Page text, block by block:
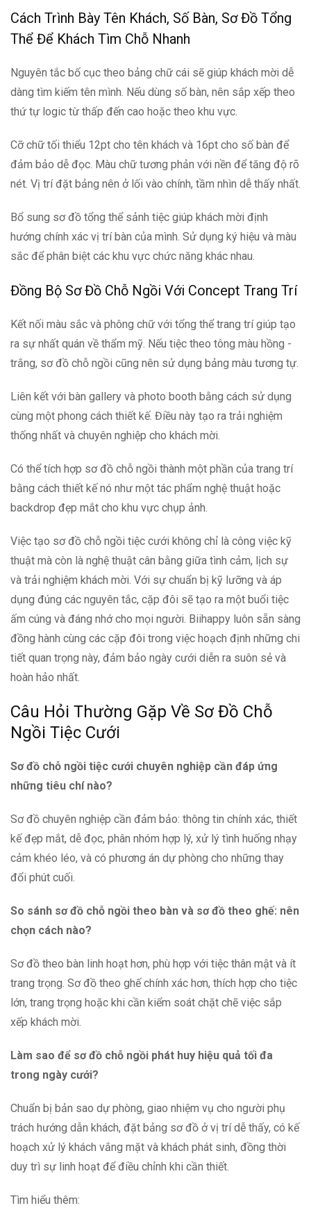
Cách Trình Bày Tên Khách, Số Bàn, Sơ Đồ Tổng
Thể Để Khách Tìm Chỗ Nhanh
Nguyên tắc bố cục theo bảng chữ cái sẽ giúp khách mời dễ
dàng tìm kiếm tên mình. Nếu dùng số bàn, nên sắp xếp theo
thứ tự logic từ thấp đến cao hoặc theo khu vực.
Cỡ chữ tối thiểu 12pt cho tên khách và 16pt cho số bàn để
đảm bảo dễ đọc. Màu chữ tương phản với nền để tăng độ rõ
nét. Vị trí đặt bảng nên ở lối vào chính, tầm nhìn dễ thấy nhất.
Bổ sung sơ đồ tổng thể sảnh tiệc giúp khách mời định
hướng chính xác vị trí bàn của mình. Sử dụng ký hiệu và màu
sắc để phân biệt các khu vực chức năng khác nhau.
Đồng Bộ Sơ Đồ Chỗ Ngồi Với Concept Trang Trí
Kết nối màu sắc và phông chữ với tổng thể trang trí giúp tạo
ra sự nhất quán về thẩm mỹ. Nếu tiệc theo tông màu hồng -
trắng, sơ đồ chỗ ngồi cũng nên sử dụng bảng màu tương tự.
Liên kết với bàn gallery và photo booth bằng cách sử dụng
cùng một phong cách thiết kế. Điều này tạo ra trải nghiệm
thống nhất và chuyên nghiệp cho khách mời.
Có thể tích hợp sơ đồ chỗ ngồi thành một phần của trang trí
bằng cách thiết kế nó như một tác phẩm nghệ thuật hoặc
backdrop đẹp mắt cho khu vực chụp ảnh.
Việc tạo sơ đồ chỗ ngồi tiệc cưới không chỉ là công việc kỹ
thuật mà còn là nghệ thuật cân bằng giữa tình cảm, lịch sự
và trải nghiệm khách mời. Với sự chuẩn bị kỹ lưỡng và áp
dụng đúng các nguyên tắc, cặp đôi sẽ tạo ra một buổi tiệc
ấm cúng và đáng nhớ cho mọi người. Biihappy luôn sẵn sàng
đồng hành cùng các cặp đôi trong việc hoạch định những chi
tiết quan trọng này, đảm bảo ngày cưới diễn ra suôn sẻ và
hoàn hảo nhất.
Câu Hỏi Thường Gặp Về Sơ Đồ Chỗ
Ngồi Tiệc Cưới
Sơ đồ chỗ ngồi tiệc cưới chuyên nghiệp cần đáp ứng
những tiêu chí nào?
Sơ đồ chuyên nghiệp cần đảm bảo: thông tin chính xác, thiết
kế đẹp mắt, dễ đọc, phân nhóm hợp lý, xử lý tình huống nhạy
cảm khéo léo, và có phương án dự phòng cho những thay
đổi phút cuối.
So sánh sơ đồ chỗ ngồi theo bàn và sơ đồ theo ghế: nên
chọn cách nào?
Sơ đồ theo bàn linh hoạt hơn, phù hợp với tiệc thân mật và ít
trang trọng. Sơ đồ theo ghế chính xác hơn, thích hợp cho tiệc
lớn, trang trọng hoặc khi cần kiểm soát chặt chẽ việc sắp
xếp khách mời.
Làm sao để sơ đồ chỗ ngồi phát huy hiệu quả tối đa
trong ngày cưới?
Chuẩn bị bản sao dự phòng, giao nhiệm vụ cho người phụ
trách hướng dẫn khách, đặt bảng sơ đồ ở vị trí dễ thấy, có kế
hoạch xử lý khách vắng mặt và khách phát sinh, đồng thời
duy trì sự linh hoạt để điều chỉnh khi cần thiết.
Tìm hiểu thêm: